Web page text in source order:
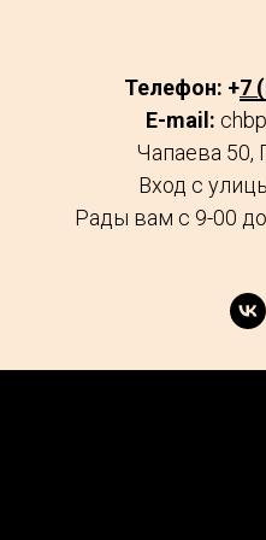
Телефон: +7
E-mail:
Чапаева 50,
Вход с
Рады вам с 9-00